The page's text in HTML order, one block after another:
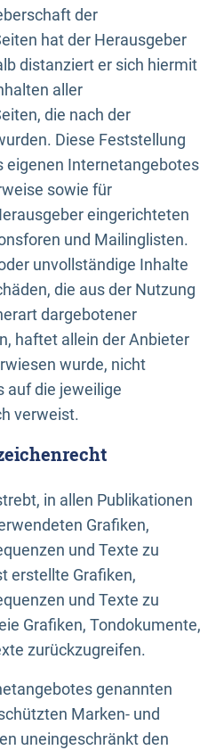
der
hat der Herausgeber
distanziert er sich hiermit
aller
die nach der
Diese Feststellung
eigenen Internetangebotes
sowie für
eingerichteten
und Mailinglisten.
unvollständige Inhalte
die aus der Nutzung
dargebotener
haftet allein der Anbieter
wurde, nicht
auf die jeweilige
verweist.
in allen Publikationen
Grafiken,
und Texte zu
erstellte Grafiken,
und Texte zu
Grafiken, Tondokumente,
zurückzugreifen.
genannten
Marken- und
uneingeschränkt den